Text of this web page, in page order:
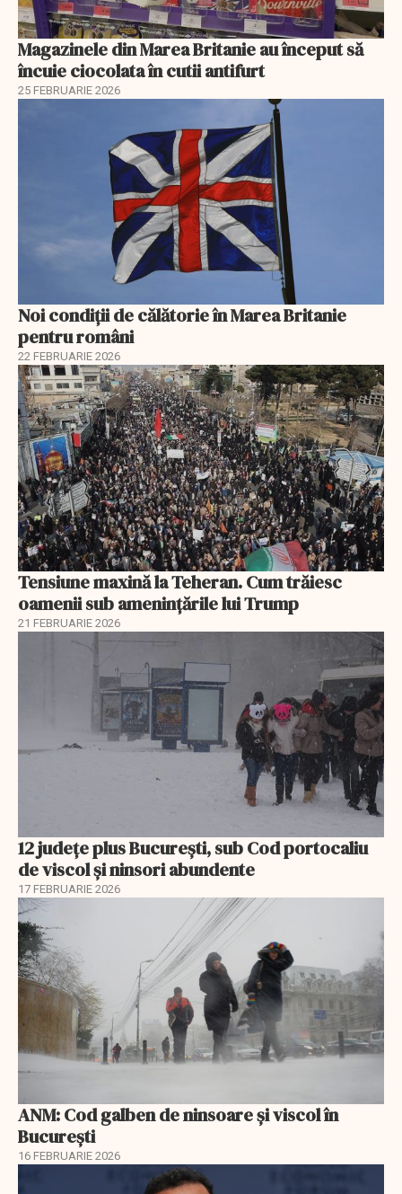
Magazinele din Marea Britanie au început să
încuie ciocolata în cutii antifurt
25 FEBRUARIE 2026
Noi condiții de călătorie în Marea Britanie
pentru români
22 FEBRUARIE 2026
Tensiune maxină la Teheran. Cum trăiesc
oamenii sub amenințările lui Trump
21 FEBRUARIE 2026
12 județe plus București, sub Cod portocaliu
de viscol și ninsori abundente
17 FEBRUARIE 2026
ANM: Cod galben de ninsoare și viscol în
București
16 FEBRUARIE 2026